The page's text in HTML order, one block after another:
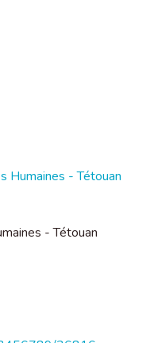
Humaines - Tétouan
- Tétouan